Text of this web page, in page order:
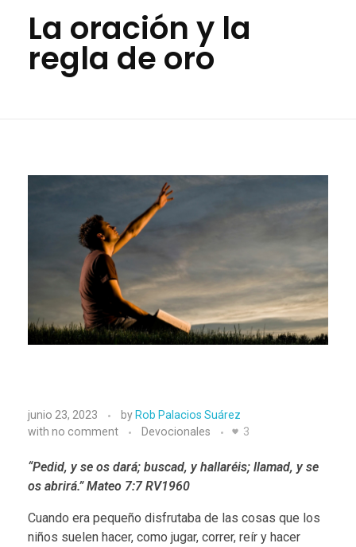
La oración y la
regla de oro
L
a
o
r
a
junio 23, 2023 by Rob Palacios Suárez
with no comment Devocionales 3
“Pedid, y se os dará; buscad, y hallaréis; llamad, y se
os abrirá.” Mateo 7:7 RV1960
Cuando era pequeño disfrutaba de las cosas que los
niños suelen hacer, como jugar, correr, reír y hacer